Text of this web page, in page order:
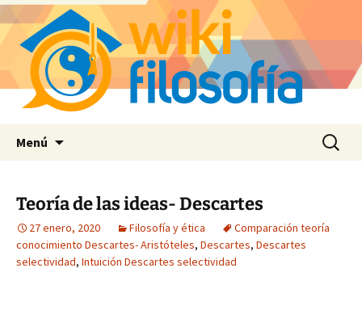
Menú Buscar:
Teoría de las ideas- Descartes
27 enero, 2020 Filosofía y ética
Comparación teoría
conocimiento Descartes- Aristóteles, Descartes, Descartes
selectividad, Intuición Descartes selectividad